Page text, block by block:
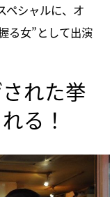
ペシャルに、オ
る女”として出演
れた挙
る！